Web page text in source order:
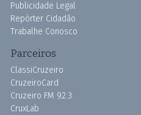
Publicidade Legal
Repórter Cidadão
Trabalhe Conosco
Parceiros
ClassiCruzeiro
CruzeiroCard
Cruzeiro FM 92.3
CruxLab